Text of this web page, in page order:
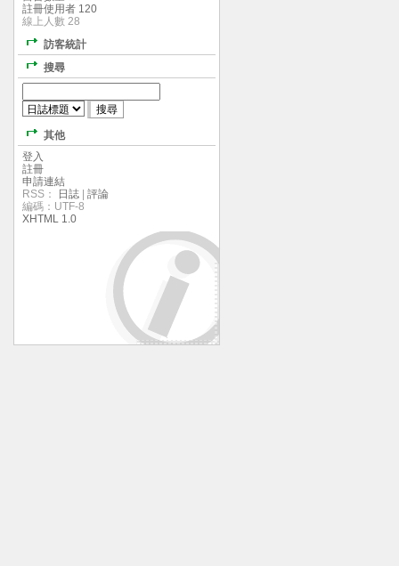
註冊使用者 120
線上人數 28
訪客統計
搜尋
其他
登入
註冊
申請連結
RSS：
日誌
評論
編碼：UTF-8
XHTML 1.0